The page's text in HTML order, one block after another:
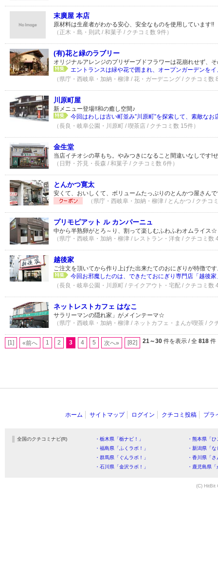
末廣屋 本店
原材料は生産者がわかる安心、安全なものを使用しています!!
（正木・島・則武 / 和菓子 / クチコミ数 9件）
(有)花と緑のラブリー
オリジナルアレンジのプリザーブドフラワーは花崩れせず、
エントランスは緑や花で囲まれ、オープンガーデンを
（県庁・西岐阜・加納・柳津 / 花・ガーデニング / クチコミ数
川原町屋
新メニュー登場!!和の癒し空間♪
今回はわしは古い町並み”川原町”を探索して、素敵なお
（長良・岐阜公園・川原町 / 喫茶店 / クチコミ数 15件）
金生堂
当店イチオシの草もち。やみつきになること間違いなしです!
（日野・芥見・長森 / 和菓子 / クチコミ数 6件）
とんかつ寛太
安くて、おいしくて、ボリュームたっぷりのとんかつ屋さんで
（県庁・西岐阜・加納・柳津 / とんかつ / クチコ
プリモピアット ル カンパーニュ
中から半熟卵がとろ～り、割って楽しむふわふわオムライス☆
（県庁・西岐阜・加納・柳津 / レストラン・洋食 / クチコミ数
越後家
ご注文を頂いてから作り上げた出来たてのおにぎりが特徴で
今回お邪魔したのは、できたておにぎり専門店「越後
（長良・岐阜公園・川原町 / テイクアウト・宅配 / クチコミ数
ネットレストカフェ はなこ
サラリーマンの隠れ家」がメインテーマ☆
（県庁・西岐阜・加納・柳津 / ネットカフェ・まんが喫茶 / ク
[1] «前へ 1 2 3 4 5 次へ» [82] 21～30 件を表示 / 全 818 件
ホーム サイトマップ ログイン クチコミ投稿 プラ
全国のクチコミナビ(R) ・栃木県「栃ナビ！」
・熊本県「
・福島県「ふくラボ！」
・新潟県「
・群馬県「ぐんラボ！」
・香川県「
・石川県「金沢ラボ！」
・鹿児島県
(C) HitBit